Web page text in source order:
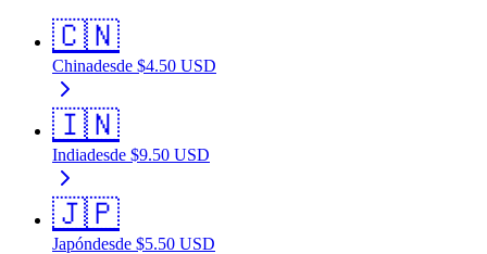
🇨🇳
Chinadesde $4.50 USD
🇮🇳
Indiadesde $9.50 USD
🇯🇵
Japóndesde $5.50 USD